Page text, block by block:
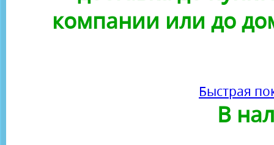
компании или до
Быстрая
В